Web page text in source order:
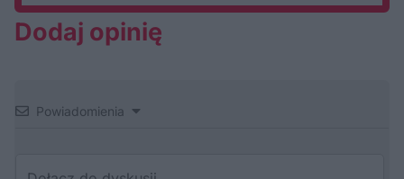
Dodaj opinię
Powiadomienia